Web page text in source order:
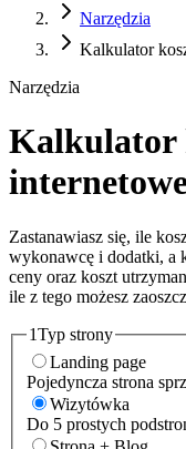
Narzędzia
Kalkulator
Narzędzia
Kalkulator
Zastanawiasz się, ile
wykonawcę i dodatki, a
ceny oraz koszt
ile z tego możesz
1Typ strony
Landing page
Pojedyncza strona
Wizytówka
Do 5 prostych